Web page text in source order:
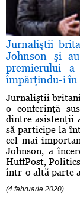
Jurnaliştii
Johnson şi
premierului a
împărţindu-i în
Jurnaliştii
o conferinţă
dintre asistenţii
să participe la
cel mai
Johnson, a
HuffPost,
într-o altă parte
(4 februarie 2020)